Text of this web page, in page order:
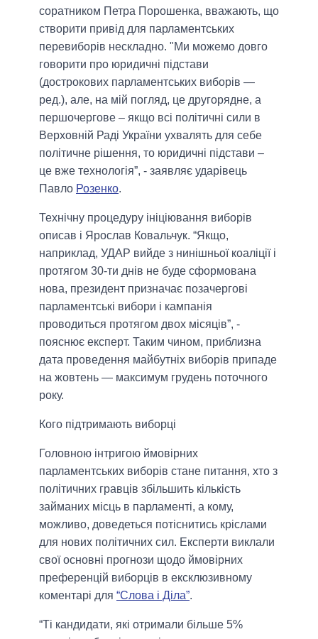
соратником Петра Порошенка, вважають, що
створити привід для парламентських
перевиборів нескладно. "Ми можемо довго
говорити про юридичні підстави
(дострокових парламентських виборів —
ред.), але, на мій погляд, це другорядне, а
першочергове – якщо всі політичні сили в
Верховній Раді України ухвалять для себе
політичне рішення, то юридичні підстави –
це вже технологія”, - заявляє ударівець
Павло Розенко.
Технічну процедуру ініціювання виборів
описав і Ярослав Ковальчук. “Якщо,
наприклад, УДАР вийде з нинішньої коаліції і
протягом 30-ти днів не буде сформована
нова, президент призначає позачергові
парламентські вибори і кампанія
проводиться протягом двох місяців”, -
пояснює експерт. Таким чином, приблизна
дата проведення майбутніх виборів припаде
на жовтень — максимум грудень поточного
року.
Кого підтримають виборці
Головною інтригою ймовірних
парламентських виборів стане питання, хто з
політичних гравців збільшить кількість
займаних місць в парламенті, а кому,
можливо, доведеться потіснитись кріслами
для нових політичних сил. Експерти виклали
свої основні прогнози щодо ймовірних
преференцій виборців в ексклюзивному
коментарі для “Слова і Діла”.
“Ті кандидати, які отримали більше 5%